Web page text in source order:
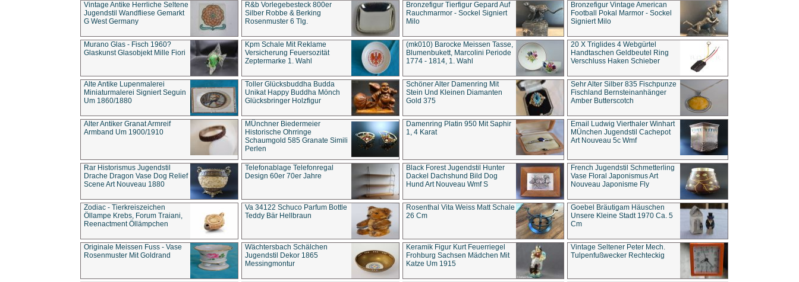
Vintage Antike Herrliche Seltene
Jugendstil Wandfliese Gemarkt
G West Germany
R&b Vorlegebesteck 800er
Silber Robbe & Berking
Rosenmuster 6 Tlg.
Bronzefigur Tierfigur Gepard Auf
Rauchmarmor - Sockel Signiert
Milo
Bronzefigur Vintage American
Football Pokal Marmor - Sockel
Signiert Milo
Murano Glas - Fisch 1960?
Glaskunst Glasobjekt Mille Fiori
Kpm Schale Mit Reklame
Versicherung Feuersozität
Zeptermarke 1. Wahl
(mk010) Barocke Meissen Tasse,
Blumenbukett, Marcolini Periode
1774 - 1814, 1. Wahl
20 X Triglides 4 Webgürtel
Handtaschen Geldbeutel Ring
Verschluss Haken Schieber
Alte Antike Lupenmalerei
Miniaturmalerei Signiert Seguin
Um 1860/1880
Toller Glücksbuddha Budda
Unikat Happy Buddha Mönch
Glücksbringer Holzfigur
Schöner Alter Damenring Mit
Stein Und Kleinen Diamanten
Gold 375
Sehr Alter Silber 835 Fischpunze
Fischland Bernsteinanhänger
Amber Butterscotch
Alter Antiker Granat Armreif
Armband Um 1900/1910
MÜnchner Biedermeier
Historische Ohrringe
Schaumgold 585 Granate Simili
Perlen
Damenring Platin 950 Mit Saphir
1, 4 Karat
Email Ludwig Vierthaler Winhart
MÜnchen Jugendstil Cachepot
Art Nouveau 5c Wmf
Rar Historismus Jugendstil
Drache Dragon Vase Dog Relief
Scene Art Nouveau 1880
Telefonablage Telefonregal
Design 60er 70er Jahre
Black Forest Jugendstil Hunter
Dackel Dachshund Bild Dog
Hund Art Nouveau Wmf S
French Jugendstil Schmetterling
Vase Floral Japonismus Art
Nouveau Japonisme Fly
Zodiac - Tierkreiszeichen
Öllampe Krebs, Forum Traiani,
Reenactment Öllämpchen
Va 34122 Schuco Parfum Bottle
Teddy Bär Hellbraun
Rosenthal Vita Weiss Matt Schale
26 Cm
Goebel Bräutigam Häuschen
Unsere Kleine Stadt 1970 Ca. 5
Cm
Originale Meissen Fuss - Vase
Rosenmuster Mit Goldrand
Wächtersbach Schälchen
Jugendstil Dekor 1865
Messingmontur
Keramik Figur Kurt Feuerriegel
Frohburg Sachsen Mädchen Mit
Katze Um 1915
Vintage Seltener Peter Mech.
Tulpenfußwecker Rechteckig